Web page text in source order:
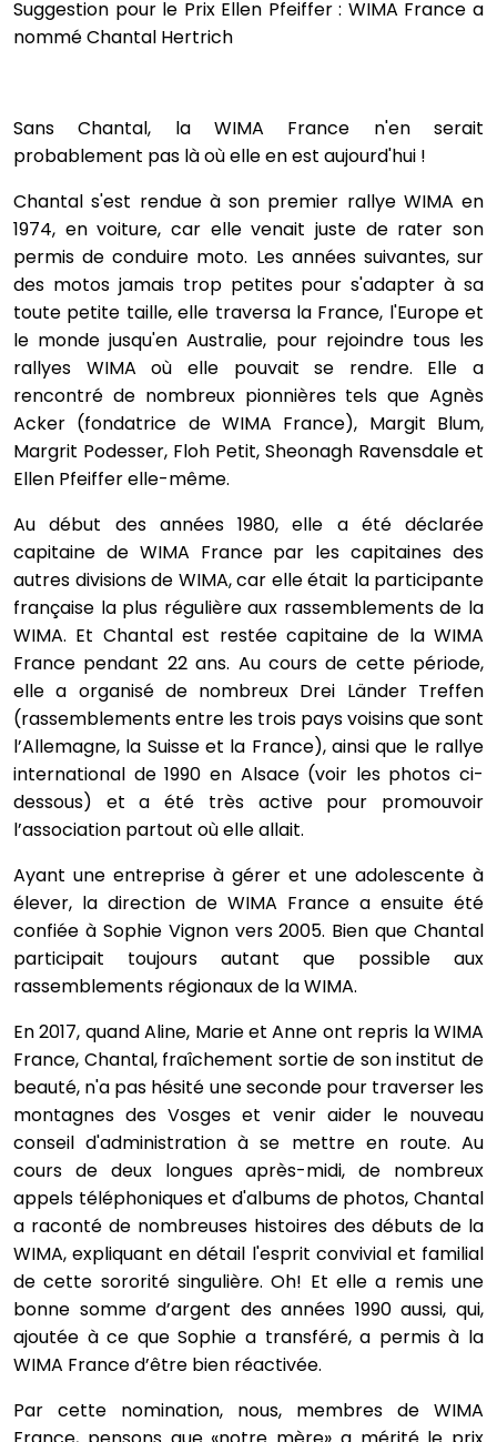
Suggestion pour le Prix Ellen Pfeiffer : WIMA France a
nommé Chantal Hertrich
Sans Chantal, la WIMA France n'en serait
probablement pas là où elle en est aujourd'hui !
Chantal s'est rendue à son premier rallye WIMA en
1974, en voiture, car elle venait juste de rater son
permis de conduire moto. Les années suivantes, sur
des motos jamais trop petites pour s'adapter à sa
toute petite taille, elle traversa la France, l'Europe et
le monde jusqu'en Australie, pour rejoindre tous les
rallyes WIMA où elle pouvait se rendre. Elle a
rencontré de nombreux pionnières tels que Agnès
Acker (fondatrice de WIMA France), Margit Blum,
Margrit Podesser, Floh Petit, Sheonagh Ravensdale et
Ellen Pfeiffer elle-même.
Au début des années 1980, elle a été déclarée
capitaine de WIMA France par les capitaines des
autres divisions de WIMA, car elle était la participante
française la plus régulière aux rassemblements de la
WIMA. Et Chantal est restée capitaine de la WIMA
France pendant 22 ans. Au cours de cette période,
elle a organisé de nombreux Drei Länder Treffen
(rassemblements entre les trois pays voisins que sont
l’Allemagne, la Suisse et la France), ainsi que le rallye
international de 1990 en Alsace (voir les photos ci-
dessous) et a été très active pour promouvoir
l’association partout où elle allait.
Ayant une entreprise à gérer et une adolescente à
élever, la direction de WIMA France a ensuite été
confiée à Sophie Vignon vers 2005. Bien que Chantal
participait toujours autant que possible aux
rassemblements régionaux de la WIMA.
En 2017, quand Aline, Marie et Anne ont repris la WIMA
France, Chantal, fraîchement sortie de son institut de
beauté, n'a pas hésité une seconde pour traverser les
montagnes des Vosges et venir aider le nouveau
conseil d'administration à se mettre en route. Au
cours de deux longues après-midi, de nombreux
appels téléphoniques et d'albums de photos, Chantal
a raconté de nombreuses histoires des débuts de la
WIMA, expliquant en détail l'esprit convivial et familial
de cette sororité singulière. Oh! Et elle a remis une
bonne somme d’argent des années 1990 aussi, qui,
ajoutée à ce que Sophie a transféré, a permis à la
WIMA France d’être bien réactivée.
Par cette nomination, nous, membres de WIMA